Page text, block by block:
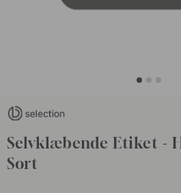
Selvklæbende Etiket -
Sort